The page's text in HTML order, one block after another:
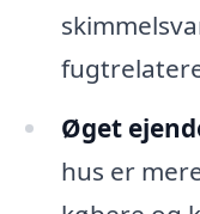
Øget
hus er